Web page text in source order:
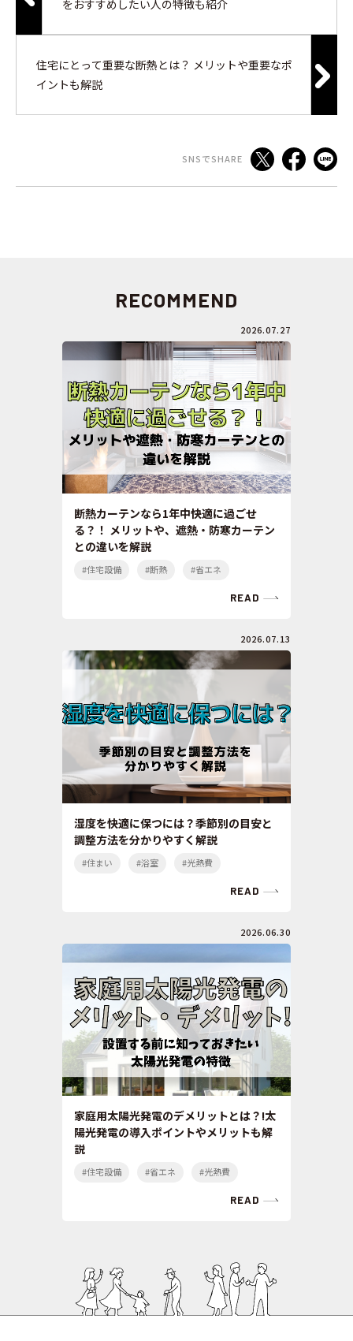
をおすすめしたい人の特徴も紹介
住宅にとって重要な断熱とは？ メリットや重要なポ
イントも解説
SNSでSHARE
RECOMMEND
2026.07.27
断熱カーテンなら1年中快適に過ごせ
る？！ メリットや、遮熱・防寒カーテン
との違いを解説
#住宅設備 #断熱 #省エネ
READ
2026.07.13
湿度を快適に保つには？季節別の目安と
調整方法を分かりやすく解説
#住まい #浴室 #光熱費
READ
2026.06.30
家庭用太陽光発電のデメリットとは？!太
陽光発電の導入ポイントやメリットも解
説
#住宅設備 #省エネ #光熱費
READ